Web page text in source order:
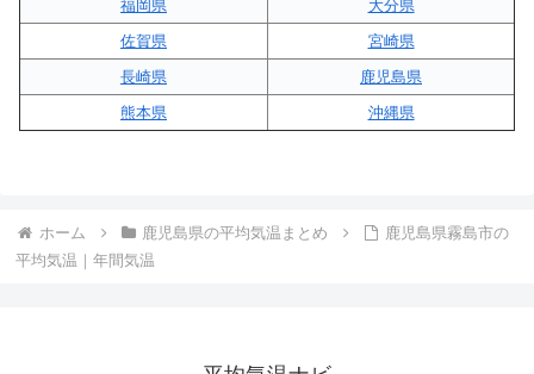
福岡県
大分県
佐賀県
宮崎県
長崎県
鹿児島県
熊本県
沖縄県
ホーム 鹿児島県の平均気温まとめ
鹿児島県霧島市の
平均気温｜年間気温